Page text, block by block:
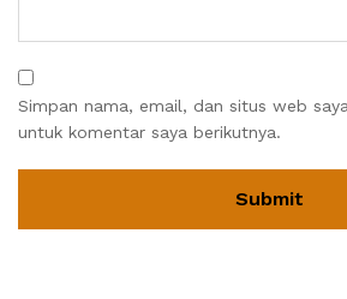
Simpan nama, email, dan situs web
untuk komentar saya berikutnya.